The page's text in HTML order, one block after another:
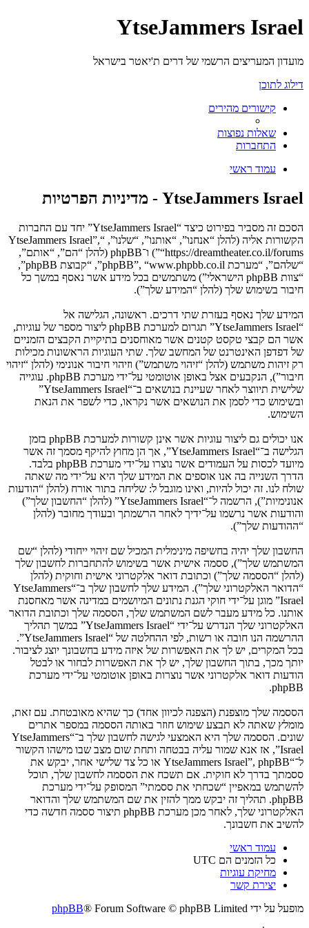
YtseJammers Israel
מועדון המעריצים הרשמי של דרים ת'יאטר בישראל
דילוג לתוכן
קישורים מהירים
שאלות נפוצות
התחברות
עמוד ראשי
YtseJammers Israel - מדיניות הפרטיות
הסכם זה מסביר בפירוט כיצד “YtseJammers Israel” יחד עם החברות
הקשורות אליה (להלן “אנחנו”, “אותנו”, “שלנו”, “YtseJammers Israel”,
“https://dreamtheater.co.il/forums”) ו־phpBB (להלן “הם”, “אותם”,
“שלהם”, “מערכת phpBB”, “www.phpbb.co.il”, “קבוצת phpBB”,
“צוות phpBB הישראלי”) משתמשים בכל מידע אשר נאסף במשך כל
חיבור בשימוש שלך (להלן “המידע שלך”).
המידע שלך נאסף בעזרת שתי דרכים. ראשונה, הגלישה אל
“YtseJammers Israel” תגרום למערכת phpBB ליצור מספר של עוגיות,
אשר הם קבצי טקסט קטנים אשר מאוחסנים בתיקיית הקבצים הזמניים
של דפדפן האינטרנט של המחשב שלך. שתי העוגיות הראשונות מכילות
רק זיהות משתמש (להלן “זיהוי משתמש”) וזיהוי חיבור אנונימי (להלן “זיהוי
חיבור”), הנקבעים אצל באופן אוטומטי על־ידי מערכת phpBB. עוגייה
שלישית תיווצר לאחר שעיינת בנושאים ב־“YtseJammers Israel”
ובשימוש כדי לסמן את הנושאים אשר נקראו, כדי לשפר את הנאת
השימוש.
אנו יכולים גם ליצור עוגיות אשר אינן קשורות למערכת phpBB בזמן
הגלישה ב־“YtseJammers Israel”, אך הן מחוץ להיקף מסמך זה אשר
מיועד לכסות על העמודים אשר נוצרו על־ידי מערכת phpBB בלבד.
הדרך השנייה בה אנו אוספים את המידע שלך היא על־ידי מה שאתה
שולח לנו. זה יכול להיות, ואינו מוגבל ל: שליחה בתור אורח (להלן “הודעות
אנונימיות”), הרשמה ל־“YtseJammers Israel” (להלן “החשבון שלך”)
והודעות אשר נרשמו על־ידיך לאחר הרשמתך ובעודך מחובר (להלן
“ההודעות שלך”).
החשבון שלך יהיה בחשיפה מינימלית המכיל שם זיהוי ייחודי (להלן “שם
המשתמש שלך”), ססמה אישית אשר בשימוש להתחברות לחשבון שלך
(להלן “הססמה שלך”) וכתובת דואר אלקטרוני אישית וחוקית (להלן
“הדואר האלקטרוני שלך”). המידע שלך לחשבון שלך ב־“YtseJammers
Israel” מוגן על־ידי חוקי הגנת נתונים המיושמים במדינה אשר מאחסנת
אותנו. כל מידע מעבר לשם המשתמש שלך, הססמה שלך וכתובת הדואר
האלקטרוני שלך הנדרש על־ידי “YtseJammers Israel” במשך תהליך
ההרשמה הנו חובה או רשות, לפי ההחלטה של “YtseJammers Israel”.
בכל המקרים, יש לך את האפשרות של איזה מידע בחשבונך יוצג לציבור.
יותך מכך, בתוך החשבון שלך, יש לך את האפשרות לבחור או לבטל
הודעות דואר אלקטרוני אשר נוצרות באופן אוטומטי על־ידי מערכת
phpBB.
הססמה שלך מוצפנת (הצפנה לכיוון אחד) כך שהיא מאובטחת. עם זאת,
מומלץ שאתה לא תבצע שימוש חוזר באותה הססמה במספר אתרים
שונים. הססמה שלך היא האמצעי לגישה לחשבון שלך ב־“YtseJammers
Israel”, אז אנא שמור עליה בבטחה ותחת שום מצב שבו מישהו הקשור
ל־“YtseJammers Israel”, phpBB או כל צד שלישי אחר, יבקש את
ססמתך בדרך לא חוקית. אם תשכח את הססמה לחשבון שלך, תוכל
להשתמש במאפיין “שכחתי את ססמתי” המסופק על־ידי מערכת
phpBB. תהליך זה יבקש ממך להזין את שם המשתמש שלך והדואר
האלקטרוני שלך, לאחר מכן מערכת phpBB תיצור ססמה חדשה כדי
להשיב את חשבונך.
עמוד ראשי
כל הזמנים הם UTC
מחיקת עוגיות
יצירת קשר
מופעל על ידי
phpBB® Forum Software © phpBB Limited